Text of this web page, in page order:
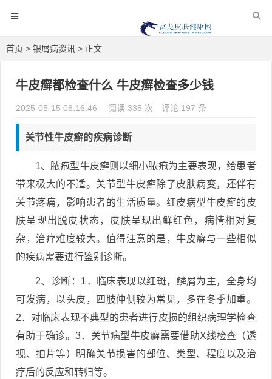
首页 > 银屑病资讯 > 正文
牛皮癣都检查什么 牛皮癣检查多少钱
2025-05-15 08:16:46 阅读 335 次 评论 197 条
关节性牛皮癣的疾病诊断
1、脓疱型牛皮癣则以细小脓疱为主要表现，给患者
带来极大的不适。关节型牛皮癣除了皮肤病变，还伴有
关节疼痛，影响患者的生活质量。红皮病型牛皮癣的皮
肤呈现出脱皮状态，皮肤呈现出鲜红色，病情相对复
杂，治疗难度较大。值得注意的是，牛皮癣与一些相似
的疾病需要进行鉴别诊断。
2、诊断：1．临床表现以红斑，鳞屑为主，全身均
可发病，以头皮，四肢伸侧较为常见，多在冬季加重。
2．对临床表现不典型的患者进行皮损的组织病理学检查
有助于确诊。3．关节病型牛皮癣需要借助X线检查（透
视、拍片等）明确关节损害的部位、类型、程度以及治
疗后的反应和转归等。